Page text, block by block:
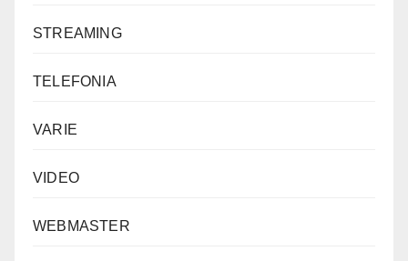
STREAMING
TELEFONIA
VARIE
VIDEO
WEBMASTER